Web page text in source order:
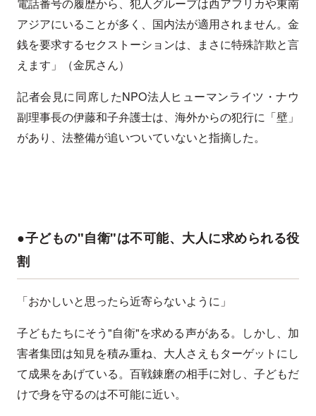
電話番号の履歴から、犯人グループは西アフリカや東南
アジアにいることが多く、国内法が適用されません。金
銭を要求するセクストーションは、まさに特殊詐欺と言
えます」（金尻さん）
記者会見に同席したNPO法人ヒューマンライツ・ナウ
副理事長の伊藤和子弁護士は、海外からの犯行に「壁」
があり、法整備が追いついていないと指摘した。
●子どもの"自衛"は不可能、大人に求められる役
割
「おかしいと思ったら近寄らないように」
子どもたちにそう"自衛"を求める声がある。しかし、加
害者集団は知見を積み重ね、大人さえもターゲットにし
て成果をあげている。百戦錬磨の相手に対し、子どもだ
けで身を守るのは不可能に近い。